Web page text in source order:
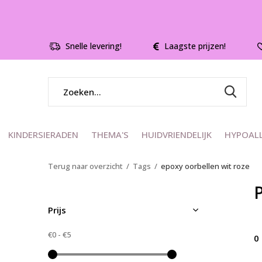
KINDERSIERADEN THEMA'S HUIDVRIENDELIJK
Snelle levering! Laagste prijzen!
Terug naar overzicht Tags epoxy oorbellen wit roze
0
Prijs
€0 - €5